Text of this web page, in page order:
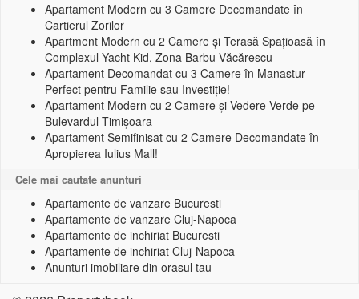
Apartament Modern cu 3 Camere Decomandate în
Cartierul Zorilor
Apartment Modern cu 2 Camere și Terasă Spațioasă în
Complexul Yacht Kid, Zona Barbu Văcărescu
Apartament Decomandat cu 3 Camere în Manastur –
Perfect pentru Familie sau Investiție!
Apartament Modern cu 2 Camere și Vedere Verde pe
Bulevardul Timișoara
Apartament Semifinisat cu 2 Camere Decomandate în
Apropierea Iulius Mall!
Cele mai cautate anunturi
Apartamente de vanzare Bucuresti
Apartamente de vanzare Cluj-Napoca
Apartamente de inchiriat Bucuresti
Apartamente de inchiriat Cluj-Napoca
Anunturi imobiliare din orasul tau